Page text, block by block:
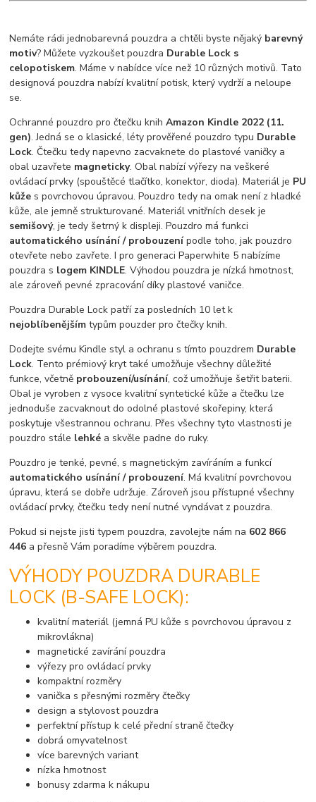
Nemáte rádi jednobarevná pouzdra a chtěli byste nějaký barevný
motiv? Můžete vyzkoušet pouzdra Durable Lock s
celopotiskem. Máme v nabídce více než 10 různých motivů. Tato
designová pouzdra nabízí kvalitní potisk, který vydrží a neloupe
se.
Ochranné pouzdro pro čtečku knihAmazon Kindle 2022 (11.
gen). Jedná se o klasické, léty prověřené pouzdro typu Durable
Lock. Čtečku tedy napevno zacvaknete do plastové vaničky a
obal uzavřete magneticky. Obal nabízí výřezy na veškeré
ovládací prvky (spouštěcé tlačítko, konektor, dioda). Materiál je PU
kůže s povrchovou úpravou. Pouzdro tedy na omak není z hladké
kůže, ale jemně strukturované. Materiál vnitřních desek je
semišový, je tedy šetrný k displeji. Pouzdro má funkci
automatického usínání / probouzenípodle toho, jak pouzdro
otevřete nebo zavřete. I pro generaci Paperwhite 5 nabízíme
pouzdra s logem KINDLE. Výhodou pouzdra je nízká hmotnost,
ale zároveň pevné zpracování díky plastové vaničce.
Pouzdra Durable Lock patří za posledních 10 let k
nejoblíbenějšímtypům pouzder pro čtečky knih.
Dodejte svému Kindle styl a ochranu s tímto pouzdrem Durable
Lock. Tento prémiový kryt také umožňuje všechny důležité
funkce, včetně probouzení/usínání, což umožňuje šetřit baterii.
Obal je vyroben z vysoce kvalitní syntetické kůže a čtečku lze
jednoduše zacvaknout do odolné plastové skořepiny, která
poskytuje všestrannou ochranu. Přes všechny tyto vlastnosti je
pouzdro stále lehké a skvěle padne do ruky.
Pouzdro je tenké, pevné, s magnetickým zavíráním a funkcí
automatického usínání / probouzení. Má kvalitní povrchovou
úpravu, která se dobře udržuje. Zároveň jsou přístupné všechny
ovládací prvky, čtečku tedy není nutné vyndávat z pouzdra.
Pokud si nejste jisti typem pouzdra, zavolejte nám na 602 866
446 a přesně Vám poradíme výběrem pouzdra.
VÝHODY POUZDRA DURABLE
LOCK (B-SAFE LOCK):
kvalitní materiál (jemná PU kůže s povrchovou úpravou z
mikrovlákna)
magnetické zavírání pouzdra
výřezy pro ovládací prvky
kompaktní rozměry
vanička s přesnými rozměry čtečky
design a stylovost pouzdra
perfektní přístup k celé přední straně čtečky
dobrá omyvatelnost
více barevných variant
nízka hmotnost
bonusy zdarma k nákupu